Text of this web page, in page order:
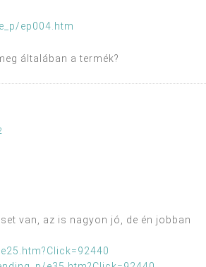
ep004.htm
általában a termék?
van, az is nagyon jó, de én jobban